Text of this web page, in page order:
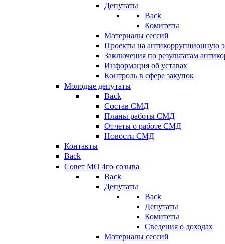
Депутаты
Back
Комитеты
Материалы сессий
Проекты на антикоррупционную
Заключения по результатам
Информация об уставах
Контроль в сфере закупок
Молодые депутаты
Back
Состав СМД
Планы работы СМД
Отчеты о работе СМД
Новости СМД
Контакты
Back
Совет МО 4го созыва
Back
Депутаты
Back
Депутаты
Комитеты
Сведения о доходах
Материалы сессий